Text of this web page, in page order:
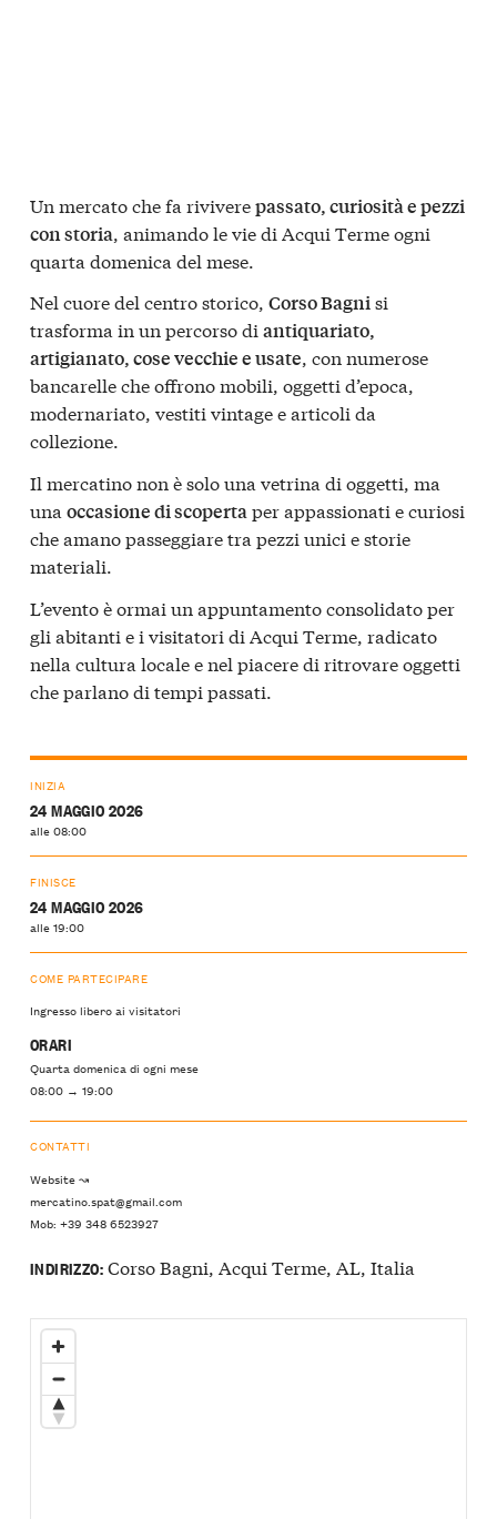
Un mercato che fa riviverepassato, curiosità e pezzi
con storia, animando le vie di Acqui Terme ogni
quarta domenica del mese.
Nel cuore del centro storico, Corso Bagnisi
trasforma in un percorso di antiquariato,
artigianato, cose vecchie e usate, con numerose
bancarelle che offrono mobili, oggetti d’epoca,
modernariato, vestiti vintage e articoli da
collezione.
Il mercatino non è solo una vetrina di oggetti, ma
una occasione di scopertaper appassionati e curiosi
che amano passeggiare tra pezzi unici e storie
materiali.
L’evento è ormai un appuntamento consolidato per
gli abitanti e i visitatori di Acqui Terme, radicato
nella cultura locale e nel piacere di ritrovare oggetti
che parlano di tempi passati.
INIZIA
24 MAGGIO 2026
alle 08:00
FINISCE
24 MAGGIO 2026
alle 19:00
COME PARTECIPARE
Ingresso libero ai visitatori
ORARI
Quarta domenica di ogni mese
08:00 → 19:00
CONTATTI
Website ↝
mercatino.spat@gmail.com
Mob: +39 348 6523927
INDIRIZZO:Corso Bagni, Acqui Terme, AL, Italia